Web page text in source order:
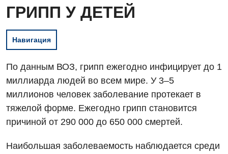
ГРИПП У ДЕТЕЙ
Навигация
По данным ВОЗ, грипп ежегодно инфицирует до 1
миллиарда людей во всем мире. У 3–5
миллионов человек заболевание протекает в
тяжелой форме. Ежегодно грипп становится
причиной от 290 000 до 650 000 смертей.
Наибольшая заболеваемость наблюдается среди